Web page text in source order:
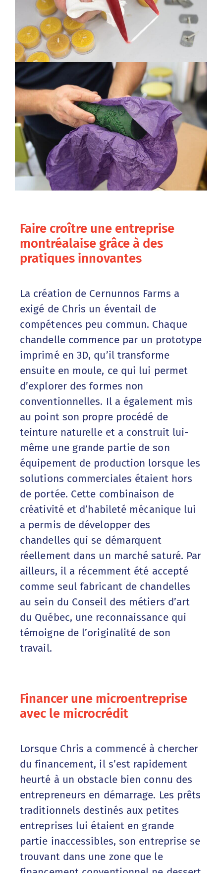
Faire croître une entreprise
montréalaise grâce à des
pratiques innovantes
La création de Cernunnos Farms a
exigé de Chris un éventail de
compétences peu commun. Chaque
chandelle commence par un prototype
imprimé en 3D, qu’il transforme
ensuite en moule, ce qui lui permet
d’explorer des formes non
conventionnelles. Il a également mis
au point son propre procédé de
teinture naturelle et a construit lui-
même une grande partie de son
équipement de production lorsque les
solutions commerciales étaient hors
de portée. Cette combinaison de
créativité et d’habileté mécanique lui
a permis de développer des
chandelles qui se démarquent
réellement dans un marché saturé. Par
ailleurs, il a récemment été accepté
comme seul fabricant de chandelles
au sein du Conseil des métiers d’art
du Québec, une reconnaissance qui
témoigne de l’originalité de son
travail.
Financer une microentreprise
avec le microcrédit
Lorsque Chris a commencé à chercher
du financement, il s’est rapidement
heurté à un obstacle bien connu des
entrepreneurs en démarrage. Les prêts
traditionnels destinés aux petites
entreprises lui étaient en grande
partie inaccessibles, son entreprise se
trouvant dans une zone que le